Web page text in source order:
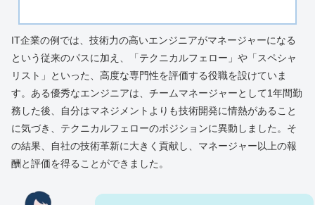
IT企業の例では、技術力の高いエンジニアがマネージャーになる
という従来のパスに加え、「テクニカルフェロー」や「スペシャ
リスト」といった、高度な専門性を評価する役職を設けていま
す。ある優秀なエンジニアは、チームマネージャーとして1年間勤
務した後、自分はマネジメントよりも技術開発に情熱があること
に気づき、テクニカルフェローのポジションに異動しました。そ
の結果、自社の技術革新に大きく貢献し、マネージャー以上の報
酬と評価を得ることができました。